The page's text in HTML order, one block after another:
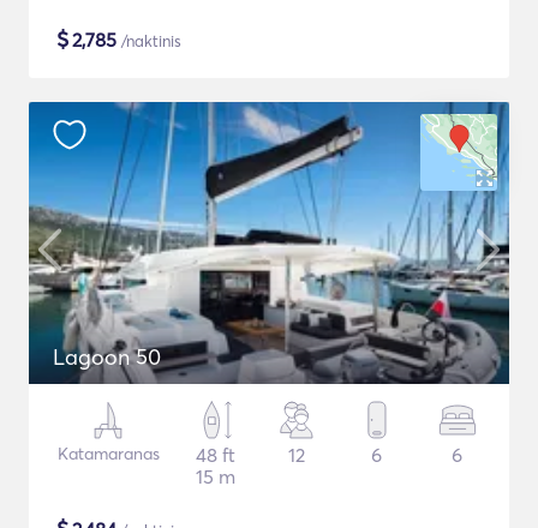
$2,785 /naktinis
Lagoon 50
Katamaranas
48 ft
15 m
12 6 6